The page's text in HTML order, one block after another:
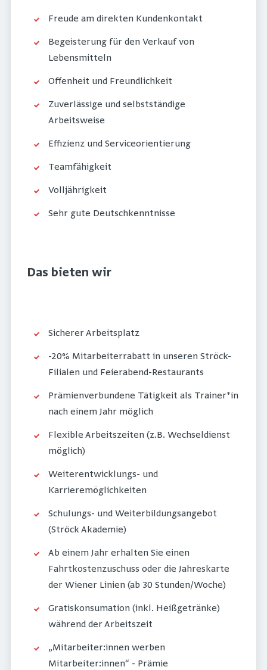
Freude am direkten Kundenkontakt
Begeisterung für den Verkauf von
Lebensmitteln
Offenheit und Freundlichkeit
Zuverlässige und selbstständige
Arbeitsweise
Effizienz und Serviceorientierung
Teamfähigkeit
Volljährigkeit
Sehr gute Deutschkenntnisse
Das bieten wir
Sicherer Arbeitsplatz
-20% Mitarbeiterrabatt in unseren Ströck-
Filialen und Feierabend-Restaurants
Prämienverbundene Tätigkeit als Trainer*in
nach einem Jahr möglich
Flexible Arbeitszeiten (z.B. Wechseldienst
möglich)
Weiterentwicklungs- und
Karrieremöglichkeiten
Schulungs- und Weiterbildungsangebot
(Ströck Akademie)
Ab einem Jahr erhalten Sie einen
Fahrtkostenzuschuss oder die Jahreskarte
der Wiener Linien (ab 30 Stunden/Woche)
Gratiskonsumation (inkl. Heißgetränke)
während der Arbeitszeit
„Mitarbeiter:innen werben
Mitarbeiter:innen“ - Prämie